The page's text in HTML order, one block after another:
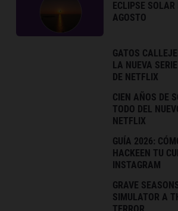
ECLIPSE SOLAR
AGOSTO
GATOS
LA NUEVA
DE NETFLIX
CIEN AÑOS DE
TODO DEL
NETFLIX
GUÍA 2026:
HACKEEN TU
INSTAGRAM
GRAVE
SIMULATOR A